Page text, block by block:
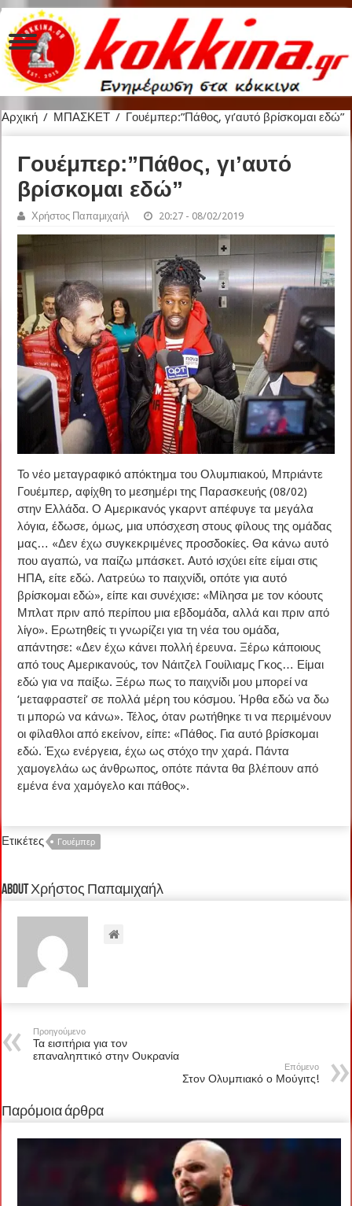
Αρχική / ΜΠΑΣΚΕΤ / Γουέμπερ:”Πάθος, γι’αυτό βρίσκομαι εδώ”
Γουέμπερ:”Πάθος, γι’αυτό
βρίσκομαι εδώ”
Χρήστος Παπαμιχαήλ 20:27 - 08/02/2019
Το νέο μεταγραφικό απόκτημα του Ολυμπιακού, Μπριάντε
Γουέμπερ, αφίχθη το μεσημέρι της Παρασκευής (08/02)
στην Ελλάδα. Ο Αμερικανός γκαρντ απέφυγε τα μεγάλα
λόγια, έδωσε, όμως, μια υπόσχεση στους φίλους της ομάδας
μας… «Δεν έχω συγκεκριμένες προσδοκίες. Θα κάνω αυτό
που αγαπώ, να παίζω μπάσκετ. Αυτό ισχύει είτε είμαι στις
ΗΠΑ, είτε εδώ. Λατρεύω το παιχνίδι, οπότε για αυτό
βρίσκομαι εδώ», είπε και συνέχισε: «Μίλησα με τον κόουτς
Μπλατ πριν από περίπου μια εβδομάδα, αλλά και πριν από
λίγο». Ερωτηθείς τι γνωρίζει για τη νέα του ομάδα,
απάντησε: «Δεν έχω κάνει πολλή έρευνα. Ξέρω κάποιους
από τους Αμερικανούς, τον Νάιτζελ Γουίλιαμς Γκος… Είμαι
εδώ για να παίξω. Ξέρω πως το παιχνίδι μου μπορεί να
‘μεταφραστεί’ σε πολλά μέρη του κόσμου. Ήρθα εδώ να δω
τι μπορώ να κάνω». Τέλος, όταν ρωτήθηκε τι να περιμένουν
οι φίλαθλοι από εκείνον, είπε: «Πάθος. Για αυτό βρίσκομαι
εδώ. Έχω ενέργεια, έχω ως στόχο την χαρά. Πάντα
χαμογελάω ως άνθρωπος, οπότε πάντα θα βλέπουν από
εμένα ένα χαμόγελο και πάθος».
Ετικέτες Γουέμπερ
About Χρήστος Παπαμιχαήλ
Προηγούμενο
Τα εισιτήρια για τον
επαναληπτικό στην Ουκρανία
Επόμενο
Στον Ολυμπιακό ο Μούγιτς!
Παρόμοια άρθρα